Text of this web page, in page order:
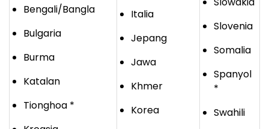
Bengali/Bangla
Bulgaria
Burma
Katalan
Tionghoa *
Italia
Jepang
Jawa
Khmer
Korea
Slovenia
Somalia
Spanyol
*
Swahili